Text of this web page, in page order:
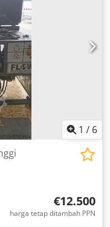
1 / 6
€12.500
harga tetap ditambah PPN